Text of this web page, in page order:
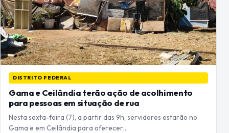
DISTRITO FEDERAL
Gama e Ceilândia terão ação de acolhimento
para pessoas em situação de rua
Nesta sexta-feira (7), a partir das 9h, servidores estarão no
Gama e em Ceilândia para oferecer…